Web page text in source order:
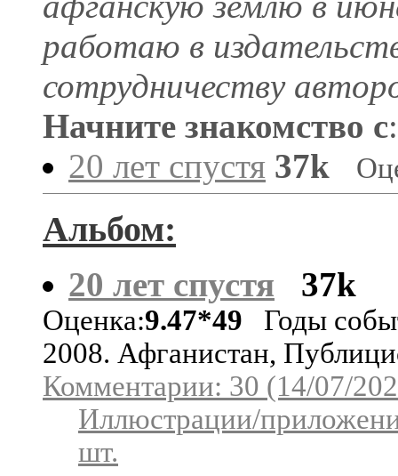
работаю в
сотрудничеству
Начните знакомство с:
20 лет спустя 37k
Альбом:
20 лет спустя 37k
Оценка:9.47*49 Годы
2008. Афганистан,
Комментарии: 30 (14/07/
Иллюстрации/
шт.